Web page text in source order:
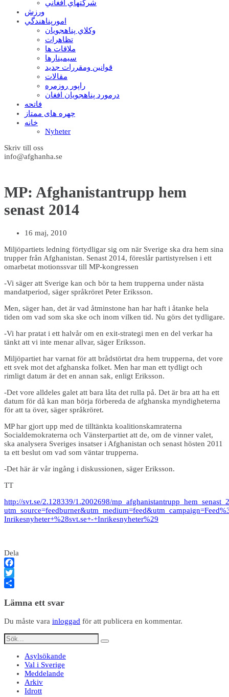
شرکتهاي افغاني
ورزش
امورپناهندگي
وکلاي پناهجويان
تظاهرات
ملاقات ها
سيمينارها
قوانين ومقررات جديد
مقالات
راپور روزمره
درمورد پناهجويان افغان
فاتحه
چهره های ممتاز
خانه
Nyheter
Skriv till oss
info@afghanha.se
MP: Afghanistantrupp hem
senast 2014
16 maj, 2010
Miljöpartiets ledning förtydligar sig om när Sverige ska dra hem sina
trupper från Afghanistan. Senast 2014, föreslår partistyrelsen i ett
omarbetat motionssvar till MP-kongressen
-Vi säger att Sverige kan och bör ta hem trupperna under nästa
mandatperiod, säger språkröret Peter Eriksson.
Men, säger han, det är vad åtminstone han har haft i åtanke hela
tiden om vad som ska ske och inom vilken tid. Nu görs det tydligare.
-Vi har pratat i ett halvår om en exit-strategi men en del verkar ha
tänkt att vi inte menar allvar, säger Eriksson.
Miljöpartiet har varnat för att brådstörtat dra hem trupperna, det vore
ett svek mot det afghanska folket. Men har man ett tydligt och
rimligt datum är det en annan sak, enligt Eriksson.
-Det vore alldeles galet att bara låta det rulla på. Det är bra att ha ett
datum för då kan man börja förbereda de afghanska myndigheterna
för att ta över, säger språkröret.
MP har gjort upp med de tilltänkta koalitionskamraterna
Socialdemokraterna och Vänsterpartiet att de, om de vinner valet,
ska analysera Sveriges insatser i Afghanistan och senast hösten 2011
ta ett beslut om vad som väntar trupperna.
-Det här är vår ingång i diskussionen, säger Eriksson.
TT
http://svt.se/2.128339/1.2002698/
Inrikesnyheter+%28svt.se+-+Inrikesnyheter%29
Dela
Facebook
Twitter
Lämna ett svar
Du måste vara inloggad för att publicera en kommentar.
Asylsökande
Val i Sverige
Meddelande
Arkiv
Idrott